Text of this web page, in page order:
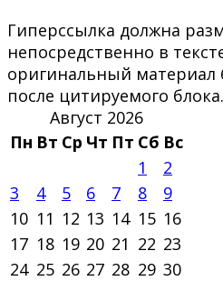
Гиперссылка должна
непосредственно в
оригинальный материал
после цитируемого блока.
Август 2026
Пн Вт Ср Чт Пт Сб Вс
1
2
3
4 5 6 7 8
9
10 11 12 13 14 15 16
17 18 19 20 21 22 23
24 25 26 27 28 29 30